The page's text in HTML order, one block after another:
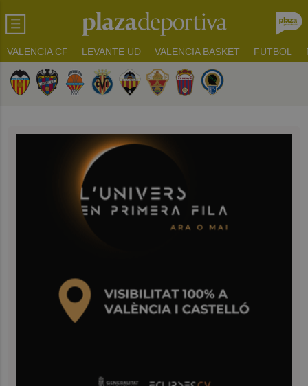
VALENCIA CF LEVANTE UD VALENCIA BASKET FUTBOL